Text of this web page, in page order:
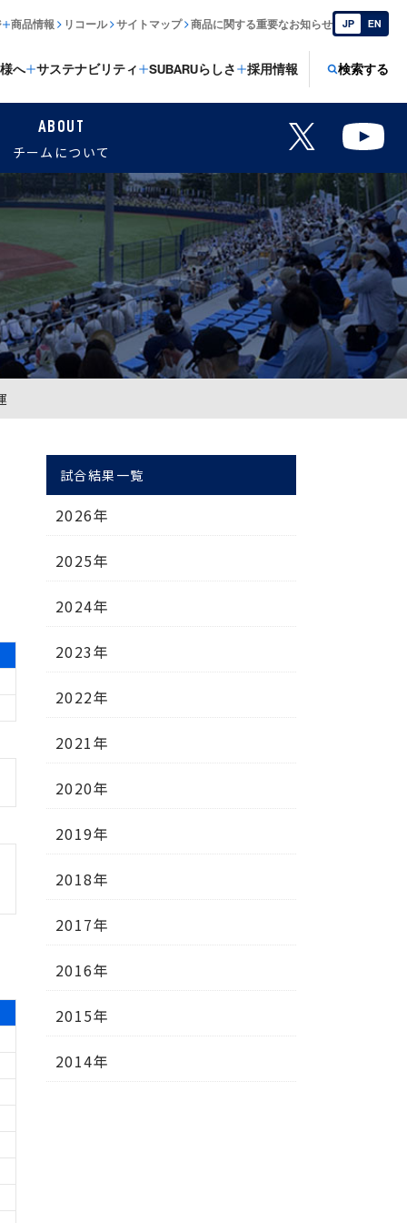
へ サステナビリティ SUBARUらしさ 採用情報 検索する
商品情報 リコール サイトマップ 商品に関する重要なお知らせ JP EN
ABOUT
チームについて
試合結果一覧
2026年
2025年
2024年
2023年
2022年
2021年
2020年
2019年
2018年
2017年
2016年
2015年
2014年